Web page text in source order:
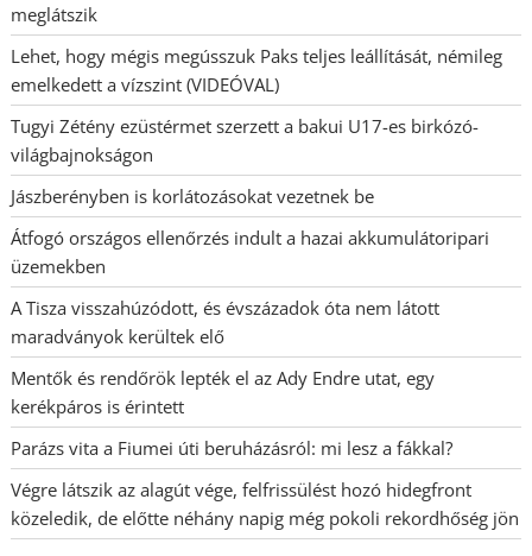
meglátszik
Lehet, hogy mégis megússzuk Paks teljes leállítását, némileg
emelkedett a vízszint (VIDEÓVAL)
Tugyi Zétény ezüstérmet szerzett a bakui U17-es birkózó-
világbajnokságon
Jászberényben is korlátozásokat vezetnek be
Átfogó országos ellenőrzés indult a hazai akkumulátoripari
üzemekben
A Tisza visszahúzódott, és évszázadok óta nem látott
maradványok kerültek elő
Mentők és rendőrök lepték el az Ady Endre utat, egy
kerékpáros is érintett
Parázs vita a Fiumei úti beruházásról: mi lesz a fákkal?
Végre látszik az alagút vége, felfrissülést hozó hidegfront
közeledik, de előtte néhány napig még pokoli rekordhőség jön